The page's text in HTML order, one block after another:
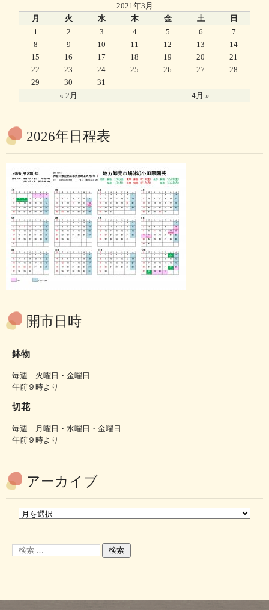
2021年3月
月
火 水 木 金 土 日
« 2月 4月 »
1 2 3 4 5 6
7
8
9 10 11 12 13
14
15
16 17 18 19 20
21
22
23 24 25 26 27
28
29
30 31
2026年日程表
開市日時
鉢物
毎週 火曜日・金曜日
午前９時より
切花
毎週 月曜日・水曜日・金曜日
午前９時より
アーカイブ